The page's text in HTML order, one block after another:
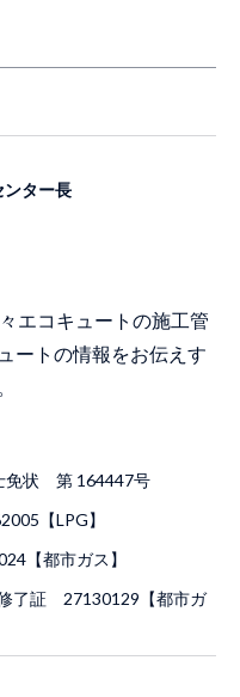
ンター長
エコキュートの施工管
ートの情報をお伝えす
免状 第 164447号
【LPG】
【都市ガス】
了証 27130129【都市ガ